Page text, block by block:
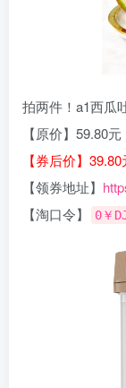
拍两件！a1西瓜
【原价】59.80元
【券后价】39.80
【领券地址】
【淘口令】
0￥